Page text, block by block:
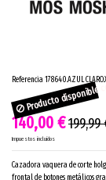
Referencia178640.AZUL
Producto disponible
140,00 €199,99
Impuestos incluidos
Cazadora vaquera de corte
frontal de botones metálicos